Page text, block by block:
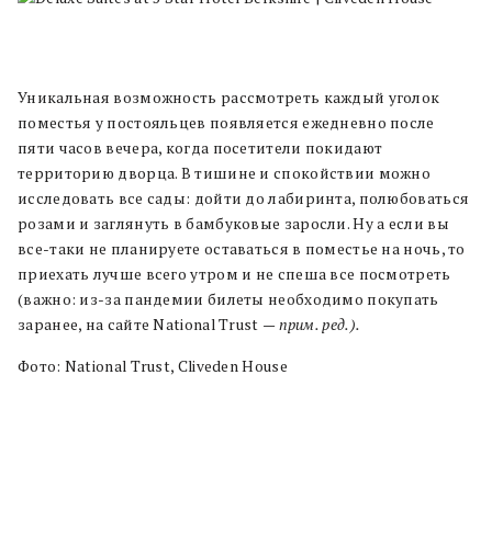
Уникальная возможность рассмотреть каждый уголок
поместья у постояльцев появляется ежедневно после
пяти часов вечера, когда посетители покидают
территорию дворца. В тишине и спокойствии можно
исследовать все сады: дойти до лабиринта, полюбоваться
розами и заглянуть в бамбуковые заросли. Ну а если вы
все-таки не планируете оставаться в поместье на ночь, то
приехать лучше всего утром и не спеша все посмотреть
(важно: из-за пандемии билеты необходимо покупать
заранее, на сайте National Trust — прим. ред.).
Фото: National Trust, Cliveden House